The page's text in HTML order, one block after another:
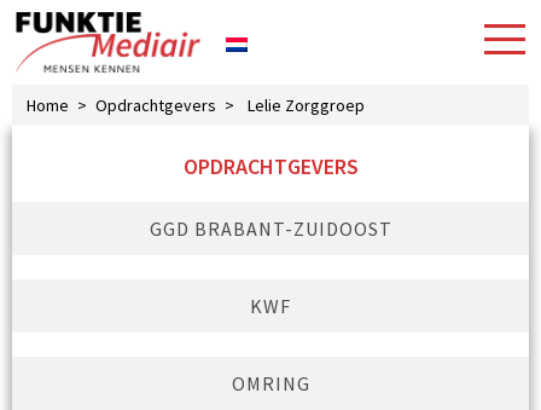
Home > Opdrachtgevers > Lelie Zorggroep
OPDRACHTGEVERS
GGD BRABANT-ZUIDOOST
KWF
OMRING